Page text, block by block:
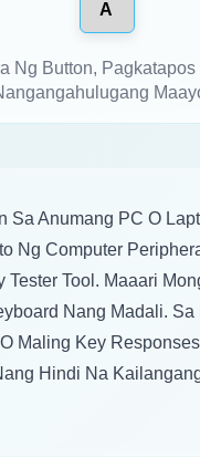
A
Ng Button,
Sa Anumang PC O
Ng Computer
Tool. Maaari
Nang Madali.
Maling Key
Hindi Na